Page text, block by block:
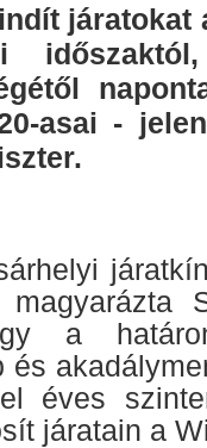
asai -
magyarázta
a
és
éves
járatain a